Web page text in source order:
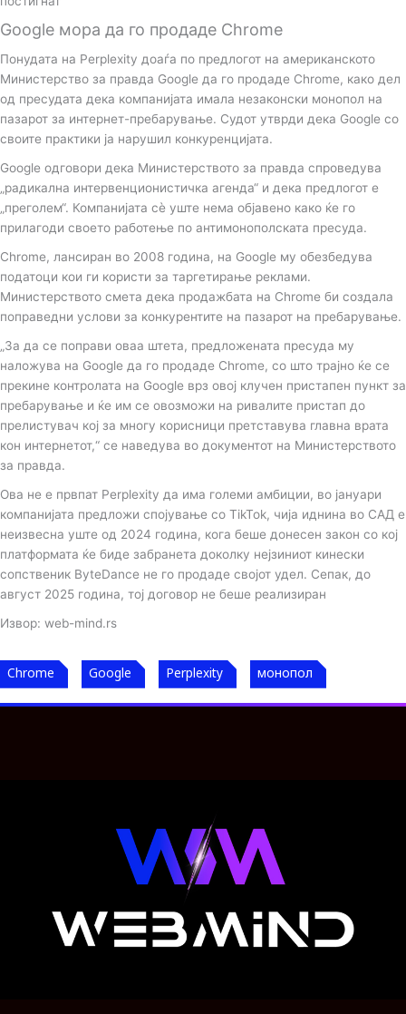
Google мора да го продаде Chrome
Понудата на Perplexity доаѓа по предлогот на американското
Министерство за правда Google да го продаде Chrome, како дел
од пресудата дека компанијата имала незаконски монопол на
пазарот за интернет-пребарување. Судот утврди дека Google со
своите практики ја нарушил конкуренцијата.
Google одговори дека Министерството за правда спроведува
„радикална интервенционистичка агенда“ и дека предлогот е
„преголем“. Компанијата сè уште нема објавено како ќе го
прилагоди своето работење по антимонополската пресуда.
Chrome, лансиран во 2008 година, на Google му обезбедува
податоци кои ги користи за таргетирање реклами.
Министерството смета дека продажбата на Chrome би создала
поправедни услови за конкурентите на пазарот на пребарување.
„За да се поправи оваа штета, предложената пресуда му
наложува на Google да го продаде Chrome, со што трајно ќе се
прекине контролата на Google врз овој клучен пристапен пункт за
пребарување и ќе им се овозможи на ривалите пристап до
прелистувач кој за многу корисници претставува главна врата
кон интернетот,“ се наведува во документот на Министерството
за правда.
Ова не е првпат Perplexity да има големи амбиции, во јануари
компанијата предложи спојување со TikTok, чија иднина во САД е
неизвесна уште од 2024 година, кога беше донесен закон со кој
платформата ќе биде забранета доколку нејзиниот кинески
сопственик ByteDance не го продаде својот удел. Сепак, до
август 2025 година, тој договор не беше реализиран
Извор: web-mind.rs
Chrome Google Perplexity монопол